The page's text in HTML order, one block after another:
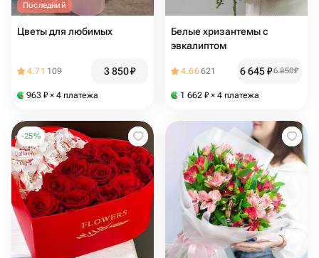
Последний
Цветы для любимых
4.71 109 3 850₽
963 ₽ × 4 платежа
Белые хризантемы с
эвкалиптом
4.66621 6 645₽6 850₽
1 662 ₽ × 4 платежа
-25%